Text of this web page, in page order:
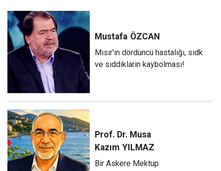
Mustafa ÖZCAN
Mısır'ın dördüncü hastalığı, sıdk
ve sıddıkların kaybolması!
Prof. Dr. Musa
Kazım YILMAZ
Bir Askere Mektup